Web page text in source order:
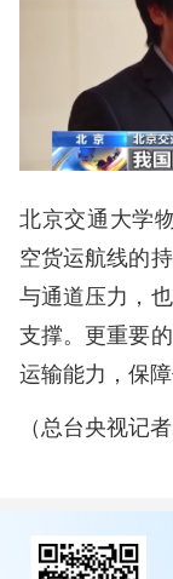
北京交通大学
空货运航线的
与通道压力，
支撑。更重要
运输能力，保障
（总台央视记